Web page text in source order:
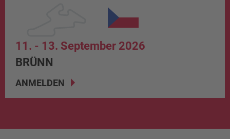
11. - 13. September 2026
BRÜNN
ANMELDEN